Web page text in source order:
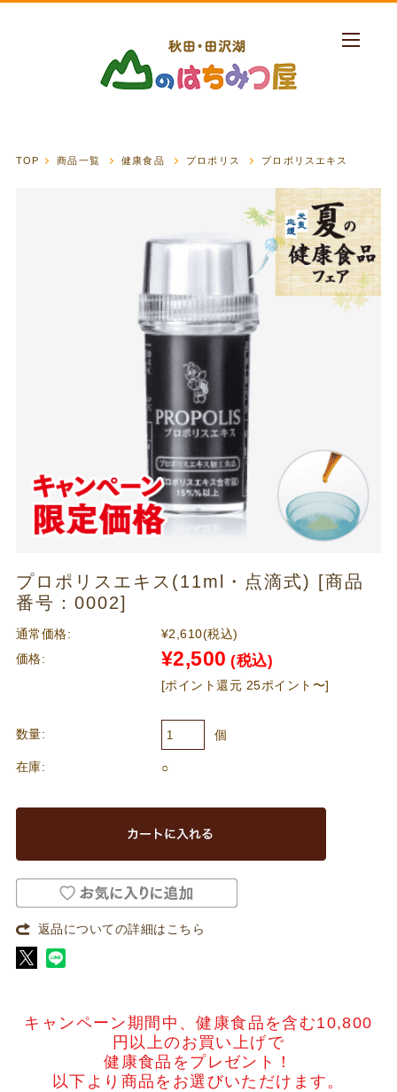
TOP 商品一覧 健康食品 プロポリス プロポリスエキス
プロポリスエキス(11ml・点滴式) [商品
番号：0002]
通常価格: ¥2,610(税込)
価格:
¥2,500 (税込)
[ポイント還元 25ポイント〜]
数量: 個
在庫: ○
返品についての詳細はこちら
キャンペーン期間中、健康食品を含む10,800
円以上のお買い上げで
健康食品をプレゼント！
以下より商品をお選びいただけます。